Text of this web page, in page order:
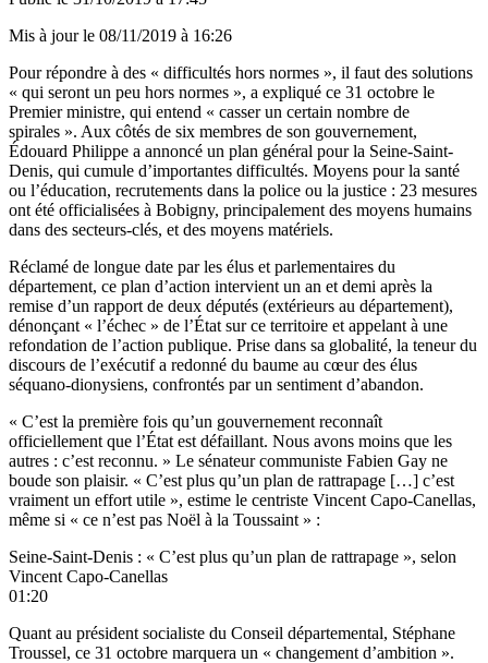
Mis à jour le 08/11/2019 à 16:26
Pour répondre à des « difficultés hors normes », il faut des solutions
« qui seront un peu hors normes », a expliqué ce 31 octobre le
Premier ministre, qui entend « casser un certain nombre de
spirales ». Aux côtés de six membres de son gouvernement,
Édouard Philippe a annoncé un plan général pour la Seine-Saint-
Denis, qui cumule d’importantes difficultés. Moyens pour la santé
ou l’éducation, recrutements dans la police ou la justice : 23 mesures
ont été officialisées à Bobigny, principalement des moyens humains
dans des secteurs-clés, et des moyens matériels.
Réclamé de longue date par les élus et parlementaires du
département, ce plan d’action intervient un an et demi après la
remise d’un rapport de deux députés (extérieurs au département),
dénonçant « l’échec » de l’État sur ce territoire et appelant à une
refondation de l’action publique. Prise dans sa globalité, la teneur du
discours de l’exécutif a redonné du baume au cœur des élus
séquano-dionysiens, confrontés par un sentiment d’abandon.
« C’est la première fois qu’un gouvernement reconnaît
officiellement que l’État est défaillant. Nous avons moins que les
autres : c’est reconnu. » Le sénateur communiste Fabien Gay ne
boude son plaisir. « C’est plus qu’un plan de rattrapage […] c’est
vraiment un effort utile », estime le centriste Vincent Capo-Canellas,
même si « ce n’est pas Noël à la Toussaint » :
Seine-Saint-Denis : « C’est plus qu’un plan de rattrapage », selon
Vincent Capo-Canellas
01:20
Quant au président socialiste du Conseil départemental, Stéphane
Troussel, ce 31 octobre marquera un « changement d’ambition ».